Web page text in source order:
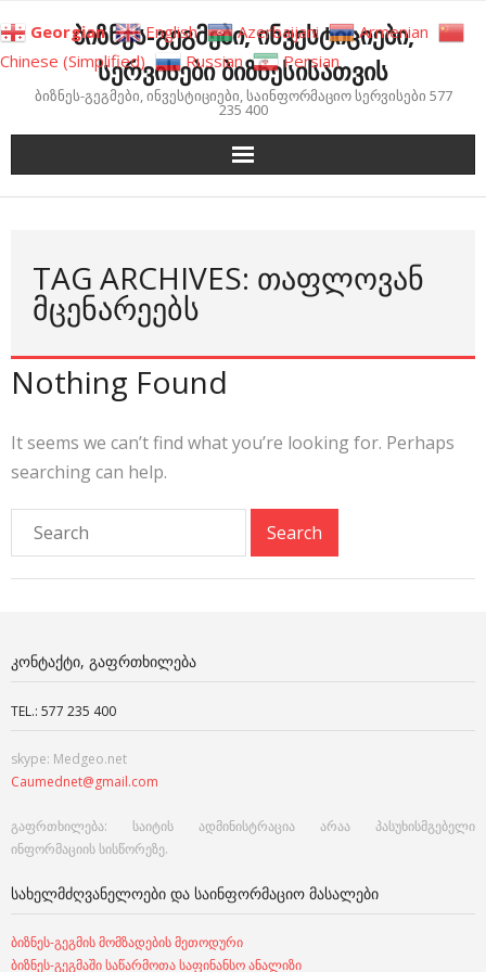
to
content
ბიზნეს-გეგმები, ინვესტიციები,
სერვისები ბიზნესისათვის
ბიზნეს-გეგმები, ინვესტიციები, საინფორმაციო სერვისები 577
235 400
TAG ARCHIVES: ᲗᲐᲤᲚᲝᲕᲐᲜ
ᲛᲪᲔᲜᲐᲠᲔᲔᲑᲡ
Nothing Found
It seems we can’t find what you’re looking for. Perhaps
searching can help.
ᲙᲝᲜᲢᲐᲥᲢᲘ, ᲒᲐᲤᲠᲗᲮᲘᲚᲔᲑᲐ
TEL.: 577 235 400
skype: Medgeo.net
Caumednet@gmail.com
გაფრთხილება: საიტის ადმინისტრაცია არაა პასუხისმგებელი
ინფორმაციის სისწორეზე.
ᲡᲐᲮᲔᲚᲛᲫᲦᲕᲐᲜᲔᲚᲝᲔᲑᲘ ᲓᲐ ᲡᲐᲘᲜᲤᲝᲠᲛᲐᲪᲘᲝ ᲛᲐᲡᲐᲚᲔᲑᲘ
ბიზნეს-გეგმის მომზადების მეთოდური
ბიზნეს-გეგმაში საწარმოთა საფინანსო ანალიზი
Georgian English Azerbaijani
Armenian
Chinese (Simplified)
Russian Persian